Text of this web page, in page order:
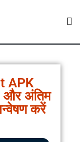
APK
और अंतिम
करें